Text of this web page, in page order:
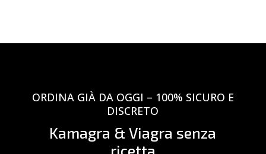
ORDINA GIÀ DA OGGI – 100% SICURO E
DISCRETO
Kamagra & Viagra senza